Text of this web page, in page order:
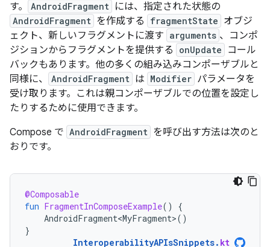
す。
AndroidFragment には、指定された状態の
AndroidFragment を作成する fragmentState オブジ
ェクト、新しいフラグメントに渡す arguments 、コンポ
ジションからフラグメントを提供する
onUpdate
コール
バックもあります。他の多くの組み込みコンポーザブルと
同様に、
AndroidFragment は Modifier パラメータを
受け取ります。これは親コンポーザブルでの位置を設定し
たりするために使用できます。
Compose で AndroidFragment を呼び出す方法は次のと
おりです。
@Composable
fun FragmentInComposeExample()
{
AndroidFragment<MyFragment>()
}
InteroperabilityAPIsSnippets. kt